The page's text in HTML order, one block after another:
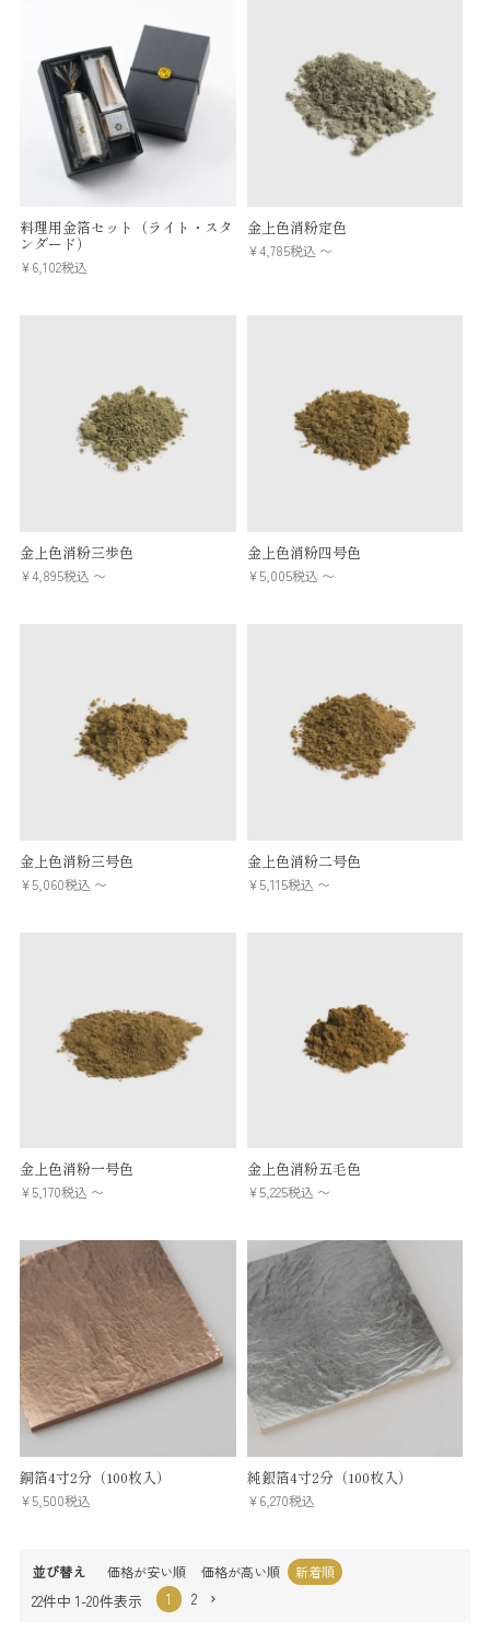
料理用金箔セット（ライト・スタ
ンダード）
¥6,102税込
金上色消粉定色
¥4,785税込 〜
金上色消粉三歩色
¥4,895税込 〜
金上色消粉四号色
¥5,005税込 〜
金上色消粉三号色
¥5,060税込 〜
金上色消粉二号色
¥5,115税込 〜
金上色消粉一号色
¥5,170税込 〜
金上色消粉五毛色
¥5,225税込 〜
銅箔4寸2分（100枚入）
¥5,500税込
純銀箔4寸2分（100枚入）
¥6,270税込
並び替え 価格が安い順 価格が高い順 新着順
22件中 1-20件表示 1 2